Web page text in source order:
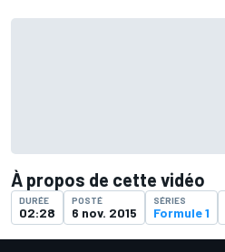
À propos de cette vidéo
DURÉE
02:28
POSTÉ
6 nov. 2015
SÉRIES
Formule 1